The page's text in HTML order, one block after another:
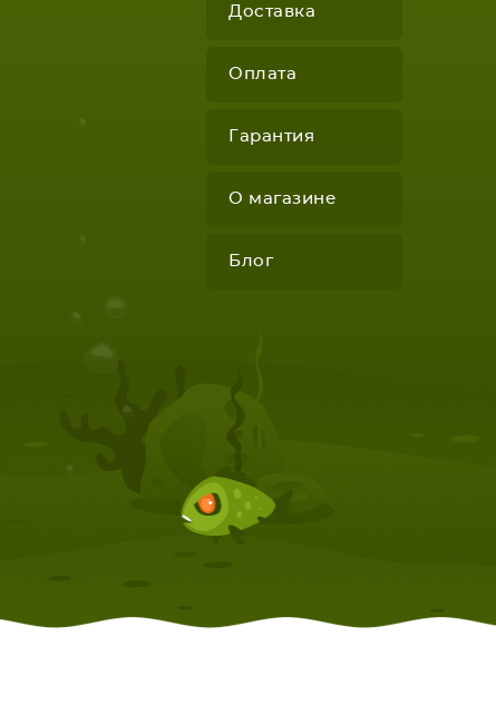
Доставка
Оплата
Гарантия
О магазине
Блог